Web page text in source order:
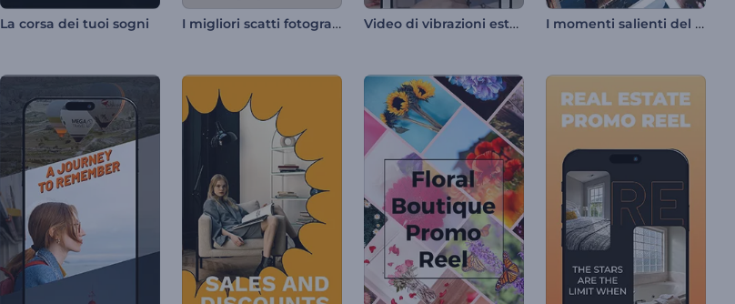
La corsa dei tuoi sogni I migliori scatti fotografici Video di vibrazioni estetiche I momenti salienti del tuo viaggio